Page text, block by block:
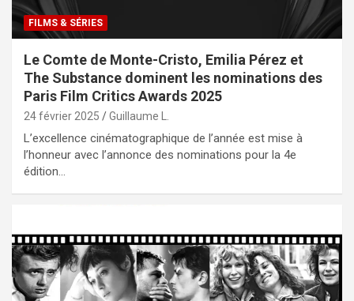
FILMS & SÉRIES
Le Comte de Monte-Cristo, Emilia Pérez et
The Substance dominent les nominations des
Paris Film Critics Awards 2025
24 février 2025 Guillaume L.
L’excellence cinématographique de l’année est mise à
l’honneur avec l’annonce des nominations pour la 4e
édition…